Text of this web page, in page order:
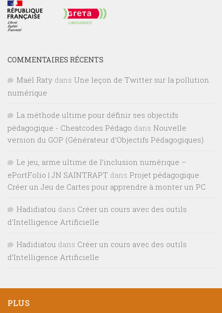
COMMENTAIRES RÉCENTS
Maël Raty dans Une leçon de Twitter sur la pollution
numérique
La méthode ultime pour définir ses objectifs
pédagogique - Cheatcodes Pédago dans Nouvelle
version du GOP (Générateur d’Objectifs Pédagogiques)
Le jeu, arme ultime de l’inclusion numérique –
ePortFolio | JN SAINTRAPT dans Projet pédagogique :
Créer un Jeu de Cartes pour apprendre à monter un PC
Hadidiatou dans Créer un cours avec des outils
d’Intelligence Artificielle
Hadidiatou dans Créer un cours avec des outils
d’Intelligence Artificielle
PLUS